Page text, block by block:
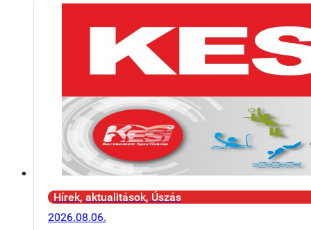
Hírek, aktualitások, Úszás
2026.08.06.